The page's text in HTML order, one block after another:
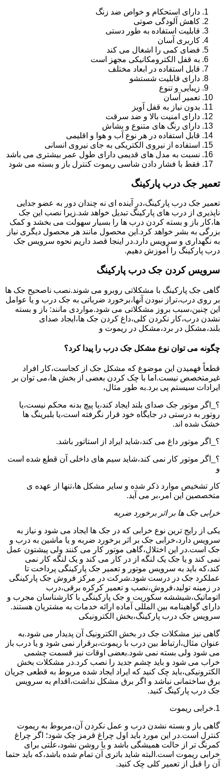
دارای استحکام و خواص ضد زنگ
کاهش آلودگی صوتی
قابلیت استفاده به طور دستی
کاربری آسان
فضای کمی را اشغال می کند
به قفل الکترومکانیکی مجهز است
قابل استفاده در ابعاد مختلف
دارای قابلیت شستشو
زیبایی و تنوع
تعمیر آسان
بدون نیاز به قفل آویز
دارای امنیت بالا و ضد سرقت
دارای رنگ های متنوع و بشاش
قابل استفاده در هر نوع آب و هوا و اقلیمی
استفاده از نیروی الکتریکی به جای نیروی انسانی
نسبت به مدل های قدیمی دارای طول عمر بیشتری می باشد
فقط با فشار دادن شاسی ریموت کنترل باز و بسته می شود
تعمیر جک درب پارکینگ
تعمیر جک درب پارکینگ،در آینده ای نه چندان دور به عضو جدایی
ناپذیری از درب های پارکینگ تبدیل خواهد شد.زیرا نصب این جک
ها،کار باز و بسته کردن درب ها را بسیار سهولت می بخشد و کمک
بزرگی به بشر خواهد کرد.این محصول مانند هر محصول دیگری نیاز
به نگهداری و سرویس دارد.در اینجا قصد داریم نحوه سرویس جک
درب پارکینگ را آموزش دهیم.
سرویس کردن جک درب پارکینگ
گاهی جک پارکینگ با مشکلاتی روبرو می شوند.نصب ناصحیح جک ها
بر روی درب،تراز نبودن آنها،برخورد ضرباتی به جک درب و یا عوامل
این چنین،سبب بروز مشکلاتی می شود.مواردی مانند: باز و بسته
نشدن درب،کار نکردن کلی،داغ کردن جک ها،ایجاد صدای
بلند،مشکل در برد،مشکل در ریموت و
چگونه می توان نوع مشکل جک درب را پیدا کرد؟
قطعاً فهمیدن این موضوع که مشکل جک از کجاست،کار افراد
غیرمتخصص نیست.اما با چک کردن بعضی از بخش ها،می توان بر
ایرادات سیستم پی برد.به طور مثال،
؟_اگر موتور جک صدای بلند ایجاد کند،یا پیچ بدنه محکم نیست،یا
روتور به درستی در جایگاه خود قرار نگرفته است،یا بلبرینگ ها
خشک شده اند.
؟_اگر موتور داغ می کند،شاید ایراد از استاتور باشد.
؟_اگر موتور کار نمی کند،شاید سیم های داخلی آن قطع شده است
و
کار تشخیص موارد ذکر شده و سایر مشکل ها،تنها از عهده ی
متخصصین این امر،بر می آید.
خرابی جک ها بر اثر برخورد ضربه
یکی از رایج ترین نوع خرابی که در جک ها ایجاد می شود و نیاز به
سرویس دارد،خرابی جک بر اثر برخورد ضربه و یا ماشین به درب و
جک است.در این اختلال،گاهی موتور کار می کنند ولی پیشتون عمل
نمی کند و یا جک یک لنگه از در کار می کند و یک لنگه کار نمی
کند،که باید به سرویس موتور و تعمیر جک پارکینگی پرداخت تا
عملکرد جک در درست شود.شرکت در مرکز فروش جک پارکینگی
در زمینه تولید،فروش،نصب و تعمیر کرکره برقی،درب
اتوماتیک،شیششه سکوریت و جک پارکینگی با کارشناسان مجرب و
دارای گواهینامه بین المللی آماده ارائه خدمات به مشتریان هستند.
سرویس جک درب پارکینگ،بخش الکترونیکی
گاهی نیز مشکلات جک در بخش الکترونیک آن پدیدار می شود.به
عنوان مثال،ارتباط بین درب با ریموت،برقرار نمی شود و یا درب باز
می شود ولی بسته نمی شود.بعضی اوقات نیز قسمت چشمی
خراب می شود و باید چشم جدید را نصب کرد.در مشکلات بخش
الکترونیکی،باید چک کنید که ایراد ایجاد شده مربوط به قطعی جریان
برق ساختمانی نباشد و اگر برق مشکل نداشت،اقدام به سرویس
جک درب پارکینگ کنید.
1.خرابی ریموت
گاهی باز و بسته نشدن درب و عمل نکردن آن،مربوط به ریموت
کنترل است.در این مورد باید اول چراغ قرمز چک شود؛ اگر چراغ
کمرنگ تر از حالت همیشگی باشد و یا روشن نشود،علتی برای
خرابی ریموت است.البته شاید باتری آن تمام شده باشد،که باید حتما
آن را قبل از تعمیر کلی چک کنید.